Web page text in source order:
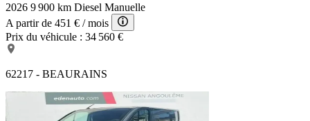
2026 9 900 km Diesel Manuelle
A partir de 451 € / mois
Prix du véhicule : 34 560 €
62217 - BEAURAINS